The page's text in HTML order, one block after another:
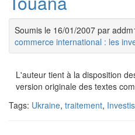
Soumis le 16/01/2007 par
commerce international : les
L'auteur tient à la disposition
version originale des textes
Tags: Ukraine, traitement,